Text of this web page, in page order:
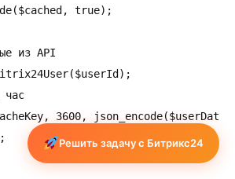
true);
из API
час
3600,
Решить задачу с Битрикс24